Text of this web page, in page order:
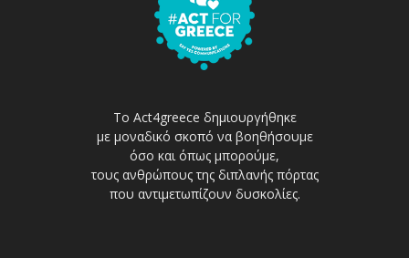
Το Act4greece δημιουργήθηκε
με μοναδικό σκοπό να βοηθήσουμε
όσο και όπως μπορούμε,
τους ανθρώπους της διπλανής πόρτας
που αντιμετωπίζουν δυσκολίες.